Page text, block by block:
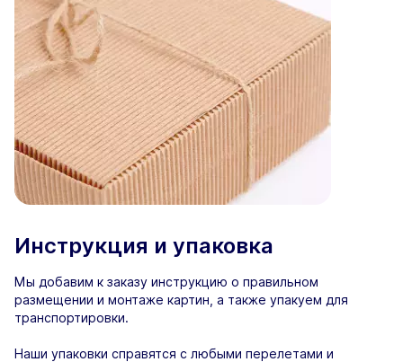
Инструкция и упаковка
Мы добавим к заказу инструкцию о правильном
размещении и монтаже картин, а также упакуем для
транспортировки.
Наши упаковки справятся с любыми перелетами и